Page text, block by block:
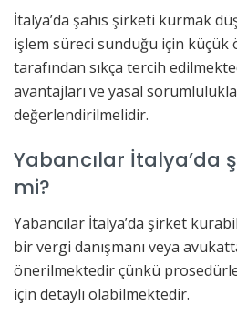
İtalya’da şahıs şirketi kurmak
işlem süreci sunduğu için küçük
tarafından sıkça tercih
avantajları ve yasal
değerlendirilmelidir.
Yabancılar İtalya’da
mi?
Yabancılar İtalya’da şirket
bir vergi danışmanı veya
önerilmektedir çünkü
için detaylı olabilmektedir.